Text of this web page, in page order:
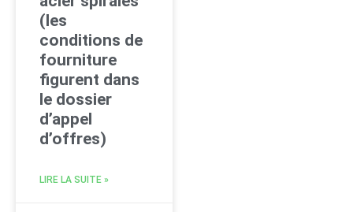
(les
conditions de
fourniture
figurent dans
le dossier
d’appel
d’offres)
LIRE LA SUITE »